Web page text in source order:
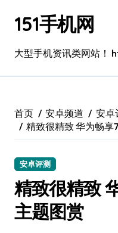
151手机网
大型手机资讯类网站！
首页 安卓频道 安卓
精致很精致 华为畅享
安卓评测
精致很精致
主题图赏